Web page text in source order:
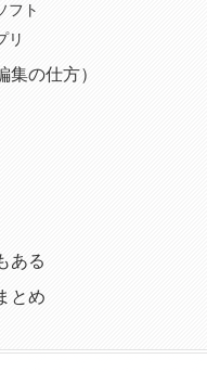
フト
リ
集の仕方）
ある
とめ